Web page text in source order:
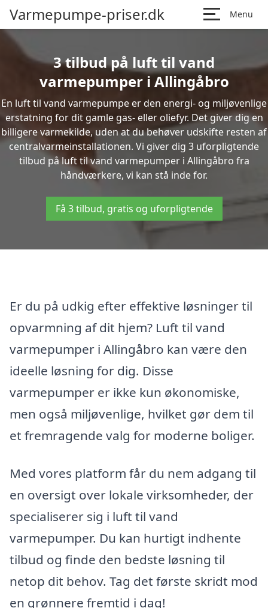
Varmepumpe-priser.dk Menu
3 tilbud på luft til vand
varmepumper i Allingåbro
En luft til vand varmepumpe er den energi- og miljøvenlige
erstatning for dit gamle gas- eller oliefyr. Det giver dig en
billigere varmekilde, uden at du behøver udskifte resten af
centralvarmeinstallationen. Vi giver dig 3 uforpligtende
tilbud på luft til vand varmepumper i Allingåbro fra
håndværkere, vi kan stå inde for.
Få 3 tilbud, gratis og uforpligtende
Er du på udkig efter effektive løsninger til
opvarmning af dit hjem? Luft til vand
varmepumper i Allingåbro kan være den
ideelle løsning for dig. Disse
varmepumper er ikke kun økonomiske,
men også miljøvenlige, hvilket gør dem til
et fremragende valg for moderne boliger.
Med vores platform får du nem adgang til
en oversigt over lokale virksomheder, der
specialiserer sig i luft til vand
varmepumper. Du kan hurtigt indhente
tilbud og finde den bedste løsning til
netop dit behov. Tag det første skridt mod
en grønnere fremtid i dag!